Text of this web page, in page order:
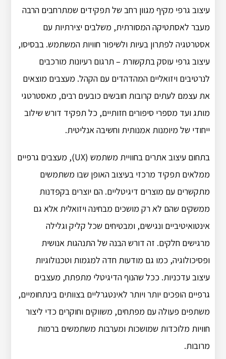
עיצוב גרפי מקיף מגוון רחב של תפקידים שמתרחבים הרבה
מעבר לאסתטיקה המסורתית, משלבים יצירתיות עם
אסטרטגיה לפתרון בעיות ולשיפור חוויות המשתמש. בבסיסו,
עיצוב גרפי עוסק בתקשורת – תרגום רעיונות מורכבים
לנרטיבים ויזואליים המהדהדים עם הקהל. מעצבים מוצאים
את עצמם לעתים קרובות חובשים כובעים רבים, מאסטרטגי
מותג ועד מספרי סיפורים חזותיים, כל תפקיד דורש שילוב
ייחודי של מיומנות אמנותית וחשיבה אנליטית.
בתחום עיצוב אתרים בחוויית משתמש (UX), מעצבים גרפיים
ממלאים תפקיד מרכזי בעיצוב האופן שבו משתמשים
מתקשרים עם מוצרים דיגיטליים. הם יוצרים בקפדנות
ממשקים שהם לא רק מושכים מבחינה ויזואלית אלא גם
אינטואיטיביים ונגישים, ומבטיחים שכל קליק וגלילה
מרגישים חלקים. זה דורש הבנה של התנהגות אנושית
ופסיכולוגיה, כמו גם מודעות חדה למגמות וטכנולוגיות
עיצוב עדכניות. ככל שהנוף הדיגיטלי מתפתח, מעצבים
גרפיים הופכים יותר ויותר לאינטגרליים בצוותים בינתחומיים,
משתפים פעולה עם מפתחים, משווקים וחוקרים כדי ליצור
חוויות מלוכדות שמושכות ומערבות משתמשים ברמות
מרובות.